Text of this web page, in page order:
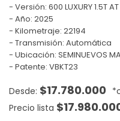
Versión: 600 LUXURY 1.5T AT
Año: 2025
Kilometraje: 22194
Transmisión: Automática
Ubicación: SEMINUEVOS
Patente: VBKT23
$17.780.000
Precio lista $